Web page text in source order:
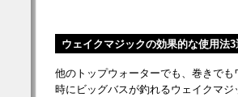
ウェイクマジックの効果的な使用法3
他のトップウォーターでも、巻きでも
時にビッグバスが釣れるウェイクマ